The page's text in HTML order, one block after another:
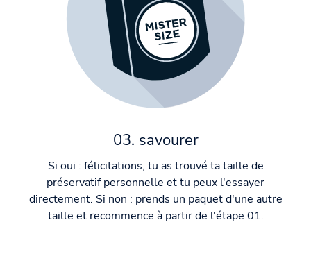
03. savourer
Si oui : félicitations, tu as trouvé ta taille de
préservatif personnelle et tu peux l'essayer
directement. Si non : prends un paquet d'une autre
taille et recommence à partir de l'étape 01.